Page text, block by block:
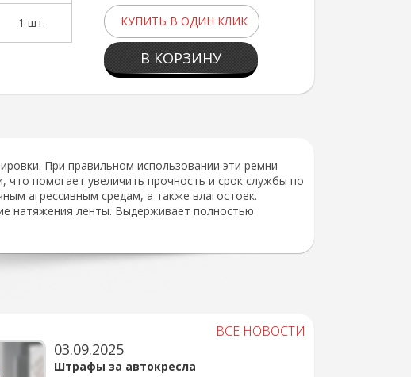
КУПИТЬ В ОДИН КЛИК
В КОРЗИНУ
1 шт.
При правильном использовании эти ремни
что помогает увеличить прочность и срок службы по
агрессивным средам, а также влагостоек.
натяжения ленты. Выдерживает полностью
ВСЕ НОВОСТИ
03.09.2025
Штрафы за автокресла